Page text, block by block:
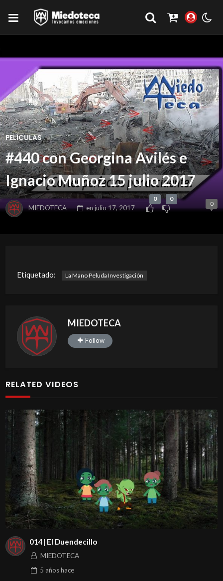
PELÍCULAS
#440 con Georgina Avilés e
Ignacio Muñoz 15 julio 2017
MIEDOTECA enjulio 17, 2017
0 0
0
Etiquetado: La Mano Peluda Investigación
MIEDOTECA
Follow
RELATED VIDEOS
014| El Duendecillo
MIEDOTECA
5 añoshace